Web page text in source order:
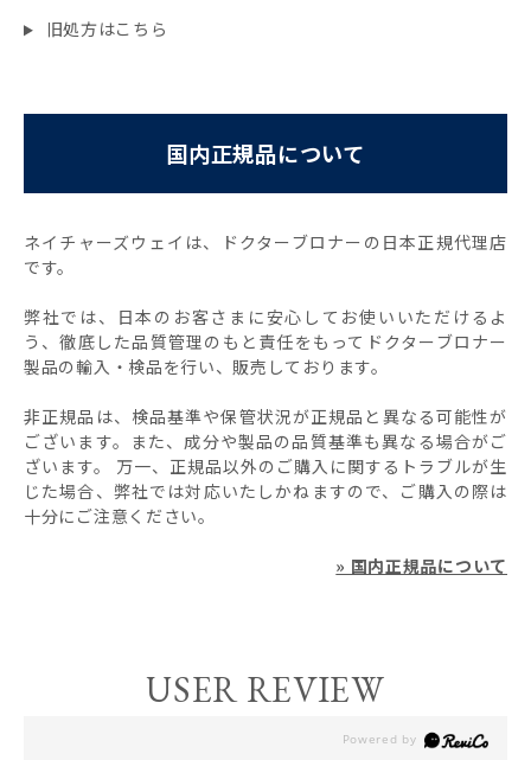
旧処方はこちら
国内正規品について
ネイチャーズウェイは、ドクターブロナーの日本正規代理店
です。
弊社では、日本のお客さまに安心してお使いいただけるよ
う、徹底した品質管理のもと責任をもってドクターブロナー
製品の輸入・検品を行い、販売しております。
非正規品は、検品基準や保管状況が正規品と異なる可能性が
ございます。また、成分や製品の品質基準も異なる場合がご
ざいます。 万一、正規品以外のご購入に関するトラブルが生
じた場合、弊社では対応いたしかねますので、ご購入の際は
十分にご注意ください。
» 国内正規品について
USER REVIEW